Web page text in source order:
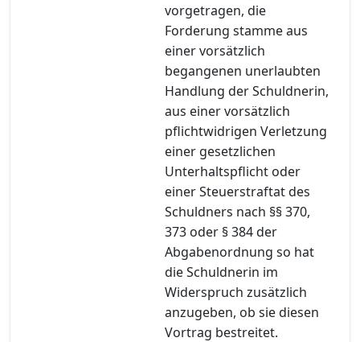
vorgetragen, die
Forderung stamme aus
einer vorsätzlich
begangenen unerlaubten
Handlung der Schuldnerin,
aus einer vorsätzlich
pflichtwidrigen Verletzung
einer gesetzlichen
Unterhaltspflicht oder
einer Steuerstraftat des
Schuldners nach §§ 370,
373 oder § 384 der
Abgabenordnung so hat
die Schuldnerin im
Widerspruch zusätzlich
anzugeben, ob sie diesen
Vortrag bestreitet.